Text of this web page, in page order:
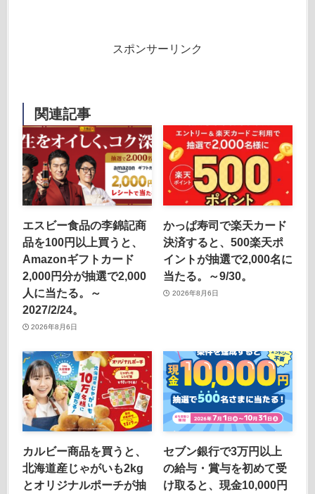
スポンサーリンク
関連記事
エスビー食品の李錦記商
品を100円以上買うと、
Amazonギフトカード
2,000円分が抽選で2,000
人に当たる。～
2027/2/24。
2026年8月6日
かっぱ寿司で楽天カード
決済すると、500楽天ポ
イントが抽選で2,000名に
当たる。～9/30。
2026年8月6日
カルビー商品を買うと、
北海道産じゃがいも2kg
とオリジナルポーチが抽
セブン銀行で3万円以上
の給与・賞与を初めて受
け取ると、現金10,000円